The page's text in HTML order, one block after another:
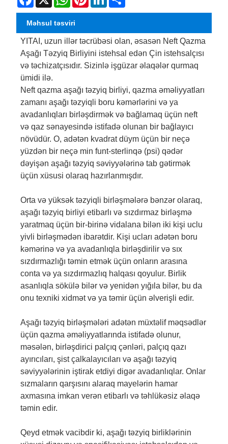
Məhsul təsviri
YITAI, uzun illər təcrübəsi olan, əsasən Neft Qazma
Aşağı Təzyiq Birliyini istehsal edən Çin istehsalçısı
və təchizatçısıdır. Sizinlə işgüzar əlaqələr qurmaq
ümidi ilə.
Neft qazma aşağı təzyiq birliyi, qazma əməliyyatları
zamanı aşağı təzyiqli boru kəmərlərini və ya
avadanlıqları birləşdirmək və bağlamaq üçün neft
və qaz sənayesində istifadə olunan bir bağlayıcı
növüdür. O, adətən kvadrat düym üçün bir neçə
yüzdən bir neçə min funt-sterlinqə (psi) qədər
dəyişən aşağı təzyiq səviyyələrinə tab gətirmək
üçün xüsusi olaraq hazırlanmışdır.
Orta və yüksək təzyiqli birləşmələrə bənzər olaraq,
aşağı təzyiq birliyi etibarlı və sızdırmaz birləşmə
yaratmaq üçün bir-birinə vidalana bilən iki kişi uclu
yivli birləşmədən ibarətdir. Kişi ucları adətən boru
kəmərinə və ya avadanlıqla birləşdirilir və sıx
sızdırmazlığı təmin etmək üçün onların arasına
conta və ya sızdırmazlıq halqası qoyulur. Birlik
asanlıqla sökülə bilər və yenidən yığıla bilər, bu da
onu texniki xidmət və ya təmir üçün əlverişli edir.
Aşağı təzyiq birləşmələri adətən müxtəlif məqsədlər
üçün qazma əməliyyatlarında istifadə olunur,
məsələn, birləşdirici palçıq çənləri, palçıq qazı
ayırıcıları, şist çalkalayıcıları və aşağı təzyiq
səviyyələrinin iştirak etdiyi digər avadanlıqlar. Onlar
sızmaların qarşısını alaraq mayelərin hamar
axmasına imkan verən etibarlı və təhlükəsiz əlaqə
təmin edir.
Qeyd etmək vacibdir ki, aşağı təzyiq birliklərinin